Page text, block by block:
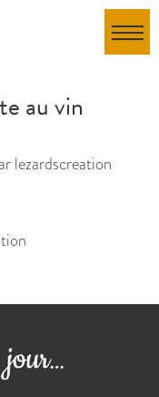
au vin
lezardscreation